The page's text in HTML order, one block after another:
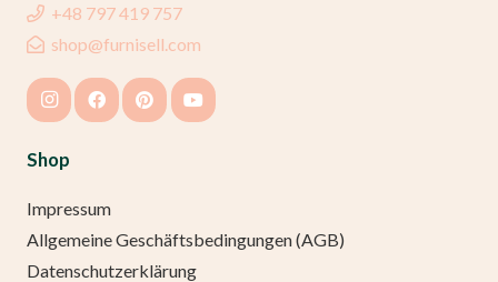
+48 797 419 757
shop@furnisell.com
Shop
Impressum
Allgemeine Geschäftsbedingungen (AGB)
Datenschutzerklärung